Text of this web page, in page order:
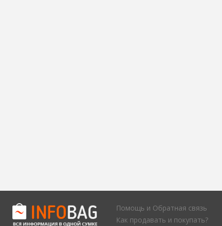
Помощь и Обратная связь
Как продавать и покупать?